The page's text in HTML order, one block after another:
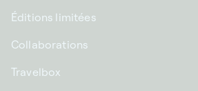
Éditions limitées
Collaborations
Travelbox